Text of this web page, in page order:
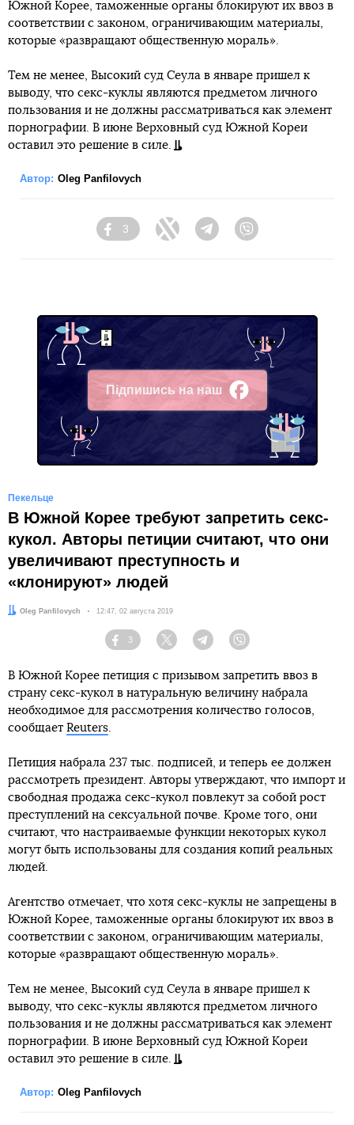
Южной Корее, таможенные органы блокируют их ввоз в
соответствии с законом, ограничивающим материалы,
которые «развращают общественную мораль».
Тем не менее, Высокий суд Сеула в январе пришел к
выводу, что секс-куклы являются предметом личного
пользования и не должны рассматриваться как элемент
порнографии. В июне Верховный суд Южной Кореи
оставил это решение в силе.
Автор: Oleg Panfilovych
Facebook
3
Twitter TelegramViber
Підпишись на наш
Facebook
Пекельце
В Южной Корее требуют запретить секс-
кукол. Авторы петиции считают, что они
увеличивают преступность и
«клонируют» людей
Автор:
Oleg Panfilovych Дата:
12:47, 02 августа 2019
Facebook
3
Twitter TelegramViber
В Южной Корее петиция с призывом запретить ввоз в
страну секс-кукол в натуральную величину набрала
необходимое для рассмотрения количество голосов,
сообщает Reuters.
Петиция набрала 237 тыс. подписей, и теперь ее должен
рассмотреть президент. Авторы утверждают, что импорт и
свободная продажа секс-кукол повлекут за собой рост
преступлений на сексуальной почве. Кроме того, они
считают, что настраиваемые функции некоторых кукол
могут быть использованы для создания копий реальных
людей.
Агентство отмечает, что хотя секс-куклы не запрещены в
Южной Корее, таможенные органы блокируют их ввоз в
соответствии с законом, ограничивающим материалы,
которые «развращают общественную мораль».
Тем не менее, Высокий суд Сеула в январе пришел к
выводу, что секс-куклы являются предметом личного
пользования и не должны рассматриваться как элемент
порнографии. В июне Верховный суд Южной Кореи
оставил это решение в силе.
Автор: Oleg Panfilovych